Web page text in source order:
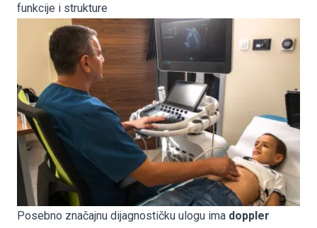
funkcije i strukture
Posebno značajnu dijagnostičku ulogu ima doppler